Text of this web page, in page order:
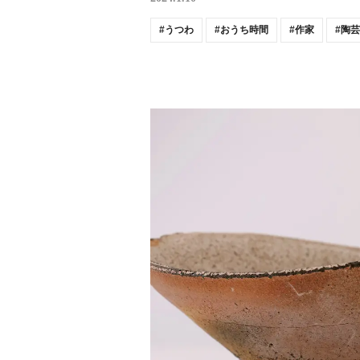
うつわ おうち時間 作家 陶